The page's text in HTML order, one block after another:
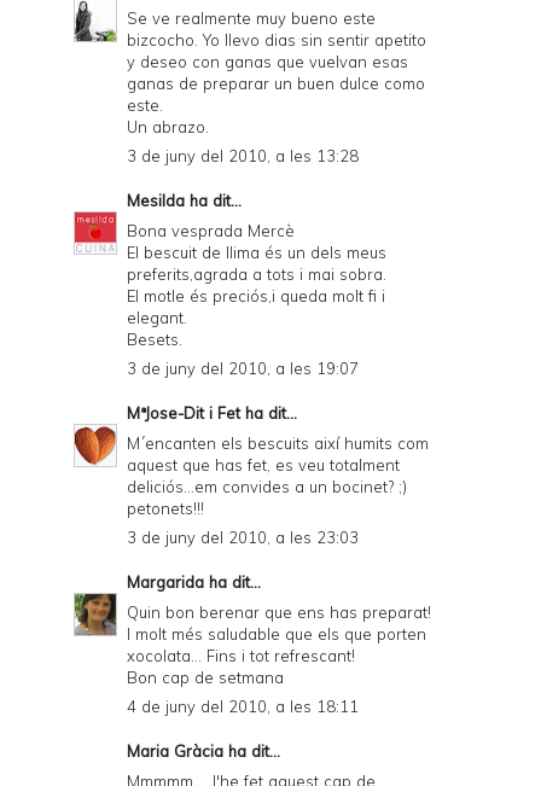
Se ve realmente muy bueno este
bizcocho. Yo llevo dias sin sentir apetito
y deseo con ganas que vuelvan esas
ganas de preparar un buen dulce como
este.
Un abrazo.
3 de juny del 2010, a les 13:28
Mesilda ha dit...
Bona vesprada Mercè
El bescuit de llima és un dels meus
preferits,agrada a tots i mai sobra.
El motle és preciós,i queda molt fi i
elegant.
Besets.
3 de juny del 2010, a les 19:07
MªJose-Dit i Fetha dit...
M´encanten els bescuits així humits com
aquest que has fet, es veu totalment
deliciós...em convides a un bocinet? ;)
petonets!!!
3 de juny del 2010, a les 23:03
Margarida ha dit...
Quin bon berenar que ens has preparat!
I molt més saludable que els que porten
xocolata... Fins i tot refrescant!
Bon cap de setmana
4 de juny del 2010, a les 18:11
Maria Gràcia ha dit...
Mmmmm.... l'he fet aquest cap de